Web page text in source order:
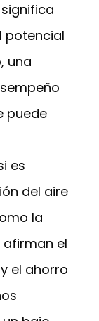
potencial
una
puede
es
del aire
la
el
el ahorro